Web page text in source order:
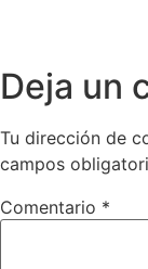
Deja un
Tu dirección de
campos
Comentario *